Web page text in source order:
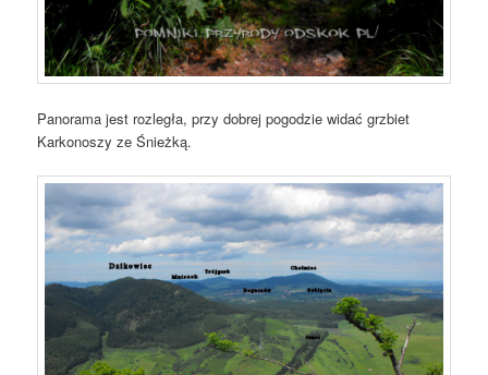
Panorama jest rozległa, przy dobrej pogodzie widać grzbiet
Karkonoszy ze Śnieżką.